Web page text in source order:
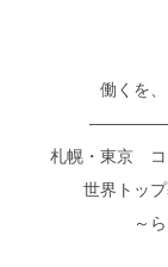
働くを
札幌・東京 コ
世界トッ
～